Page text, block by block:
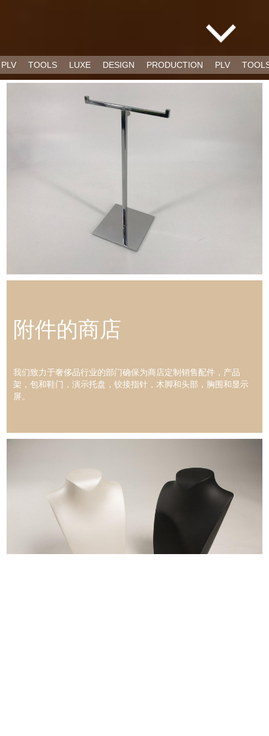
PLV TOOLS LUXE DESIGN PRODUCTION PLV
附件的商店
我们致力于奢侈品行业的部门确保为商店定制销售配件，产品
架，包和鞋门，演示托盘，铰接指针，木脚和头部，胸围和显示
屏。